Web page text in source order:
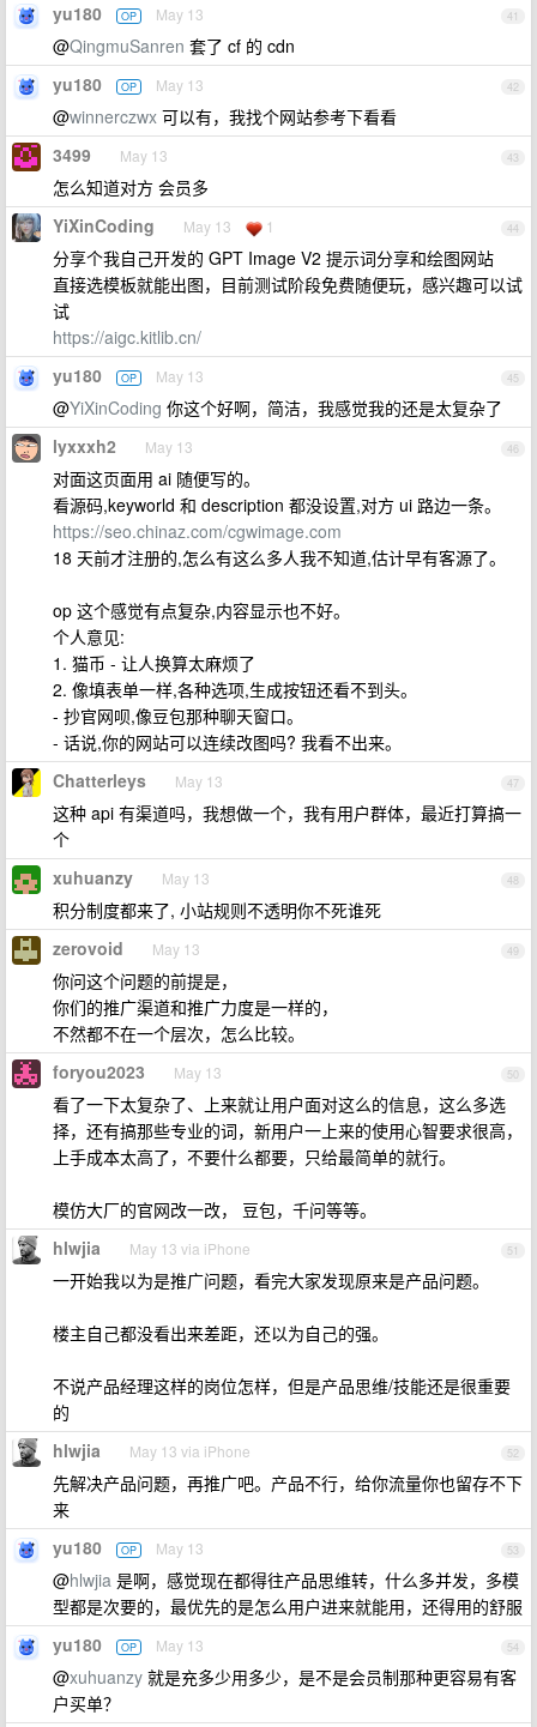
41
yu180 OP May 13
@QingmuSanren 套了 cf 的 cdn
42
yu180 OP May 13
@winnerczwx 可以有，我找个网站参考下看看
43
3499 May 13
怎么知道对方 会员多
44
YiXinCoding May 13 1
分享个我自己开发的 GPT Image V2 提示词分享和绘图网站
直接选模板就能出图，目前测试阶段免费随便玩，感兴趣可以试
试
https://aigc.kitlib.cn/
45
yu180 OP May 13
@YiXinCoding 你这个好啊，简洁，我感觉我的还是太复杂了
46
lyxxxh2 May 13
对面这页面用 ai 随便写的。
看源码,keyworld 和 description 都没设置,对方 ui 路边一条。
https://seo.chinaz.com/cgwimage.com
18 天前才注册的,怎么有这么多人我不知道,估计早有客源了。
op 这个感觉有点复杂,内容显示也不好。
个人意见:
1. 猫币 - 让人换算太麻烦了
2. 像填表单一样,各种选项,生成按钮还看不到头。
- 抄官网呗,像豆包那种聊天窗口。
- 话说,你的网站可以连续改图吗? 我看不出来。
47
Chatterleys May 13
这种 api 有渠道吗，我想做一个，我有用户群体，最近打算搞一
个
48
xuhuanzy May 13
积分制度都来了, 小站规则不透明你不死谁死
49
zerovoid May 13
你问这个问题的前提是，
你们的推广渠道和推广力度是一样的，
不然都不在一个层次，怎么比较。
50
foryou2023 May 13
看了一下太复杂了、上来就让用户面对这么的信息，这么多选
择，还有搞那些专业的词，新用户一上来的使用心智要求很高，
上手成本太高了，不要什么都要，只给最简单的就行。
模仿大厂的官网改一改， 豆包，千问等等。
51
hlwjia May 13 via iPhone
一开始我以为是推广问题，看完大家发现原来是产品问题。
楼主自己都没看出来差距，还以为自己的强。
不说产品经理这样的岗位怎样，但是产品思维/技能还是很重要
的
52
hlwjia May 13 via iPhone
先解决产品问题，再推广吧。产品不行，给你流量你也留存不下
来
53
yu180 OP May 13
@hlwjia 是啊，感觉现在都得往产品思维转，什么多并发，多模
型都是次要的，最优先的是怎么用户进来就能用，还得用的舒服
54
yu180 OP May 13
@xuhuanzy 就是充多少用多少，是不是会员制那种更容易有客
户买单？